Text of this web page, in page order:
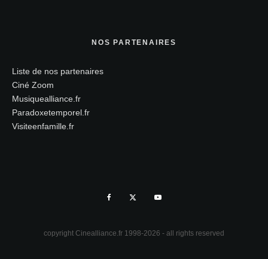
NOS PARTENAIRES
Liste de nos partenaires
Ciné Zoom
Musiquealliance.fr
Paradoxetemporel.fr
Visiteenfamille.fr
copyright Cinealliance.fr 1998-2026 - all rights reserved